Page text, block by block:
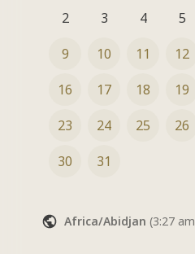
2
3 4 5
9
10 11 12
16
17 18 19
23
24 25 26
30
31
Africa/Abidjan (3:27 am